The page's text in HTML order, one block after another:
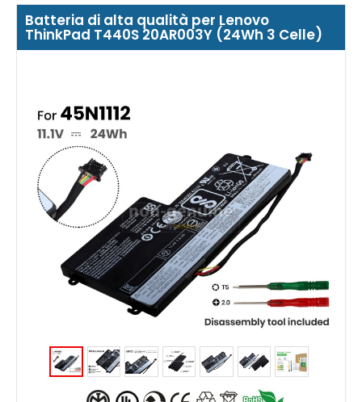
Batteria di alta qualità per Lenovo
ThinkPad T440S 20AR003Y (24Wh 3 Celle)